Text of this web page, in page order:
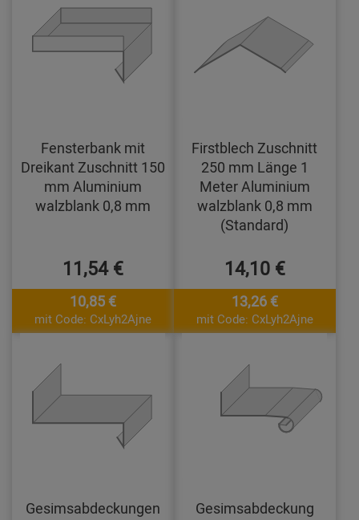
Fensterbank mit
Dreikant Zuschnitt 150
mm Aluminium
walzblank 0,8 mm
11,54 €
10,85 €
mit Code: CxLyh2Ajne
Firstblech Zuschnitt
250 mm Länge 1
Meter Aluminium
walzblank 0,8 mm
(Standard)
14,10 €
13,26 €
mit Code: CxLyh2Ajne
Gesimsabdeckungen
Gesimsabdeckung